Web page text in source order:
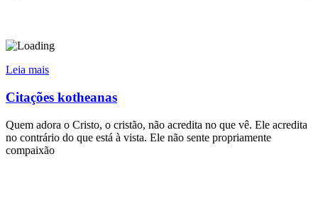
Leia mais
Citações kotheanas
Quem adora o Cristo, o cristão, não acredita no que vê. Ele acredita
no contrário do que está à vista. Ele não sente propriamente
compaixão